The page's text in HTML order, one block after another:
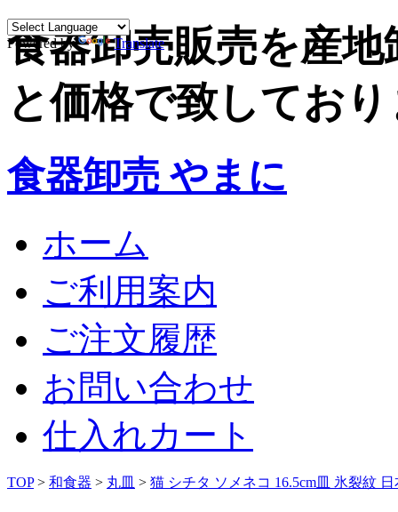
Powered by Translate
食器卸売販売を産
と価格で致してお
食器卸売 やまに
ホーム
ご利用案内
ご注文履歴
お問い合わせ
仕入れカート
TOP> 和食器 > 丸皿 > 猫 シチタ ソメネコ 16.5cm皿 氷裂紋